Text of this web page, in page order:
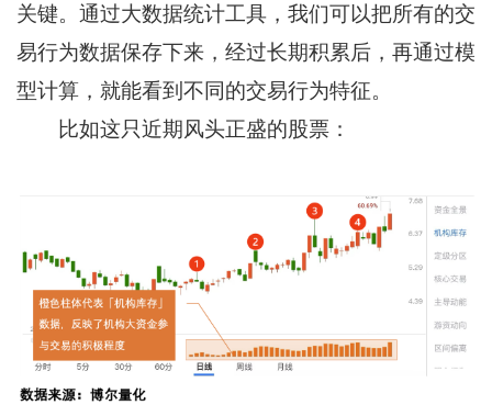
关键。通过大数据统计工具，我们可以把所有的交
易行为数据保存下来，经过长期积累后，再通过模
型计算，就能看到不同的交易行为特征。
比如这只近期风头正盛的股票：